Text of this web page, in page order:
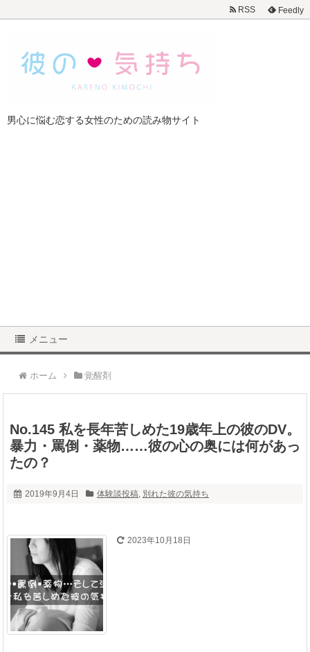
男心に悩む恋する女性のための読み物サイト
メニュー
RSS Feedly
ホーム 覚醒剤
No.145 私を長年苦しめた19歳年上の彼のDV。
暴力・罵倒・薬物……彼の心の奥には何があっ
たの？
2019年9月4日 体験談投稿, 別れた彼の気持ち
2023年10月18日